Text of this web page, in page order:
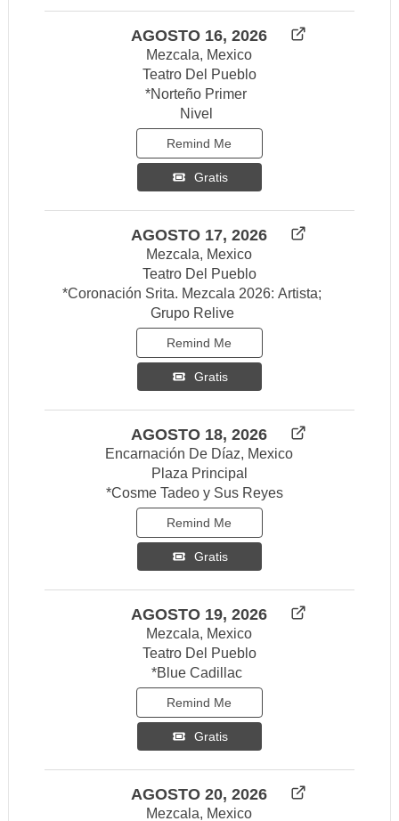
AGOSTO 16, 2026
Mezcala, Mexico
Teatro Del Pueblo
*Norteño Primer
Nivel
Remind Me
Gratis
AGOSTO 17, 2026
Mezcala, Mexico
Teatro Del Pueblo
*Coronación Srita. Mezcala 2026: Artista;
Grupo Relive
Remind Me
Gratis
AGOSTO 18, 2026
Encarnación De Díaz, Mexico
Plaza Principal
*Cosme Tadeo y Sus Reyes
Remind Me
Gratis
AGOSTO 19, 2026
Mezcala, Mexico
Teatro Del Pueblo
*Blue Cadillac
Remind Me
Gratis
AGOSTO 20, 2026
Mezcala, Mexico